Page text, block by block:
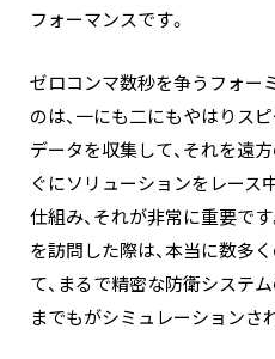
フォーマンスです。
ゼロコンマ数秒を争うフォー
のは、一にも二にもやはりス
データを収集して、それを遠
ぐにソリューションをレース
仕組み、それが非常に重要で
を訪問した際は、本当に数多
て、まるで精密な防衛システ
までもがシミュレーションさ